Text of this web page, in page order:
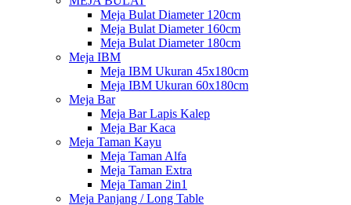
Meja Bulat Diameter 120cm
Meja Bulat Diameter 160cm
Meja Bulat Diameter 180cm
Meja IBM
Meja IBM Ukuran 45x180cm
Meja IBM Ukuran 60x180cm
Meja Bar
Meja Bar Lapis Kalep
Meja Bar Kaca
Meja Taman Kayu
Meja Taman Alfa
Meja Taman Extra
Meja Taman 2in1
Meja Panjang / Long Table